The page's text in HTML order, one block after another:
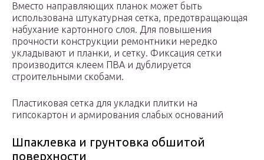
Вместо направляющих планок может быть
использована штукатурная сетка, предотвращающая
набухание картонного слоя. Для повышения
прочности конструкции ремонтники нередко
укладывают и планки, и сетку. Фиксация сетки
производится клеем ПВА и дублируется
строительными скобами.
Пластиковая сетка для укладки плитки на
гипсокартон и армирования слабых оснований
Шпаклевка и грунтовка обшитой
поверхности